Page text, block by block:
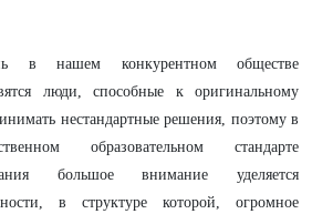
в нашем конкурентном обществе
люди, способные к оригинальному
нестандартные решения, поэтому в
образовательном стандарте
большое внимание уделяется
в структуре которой, огромное